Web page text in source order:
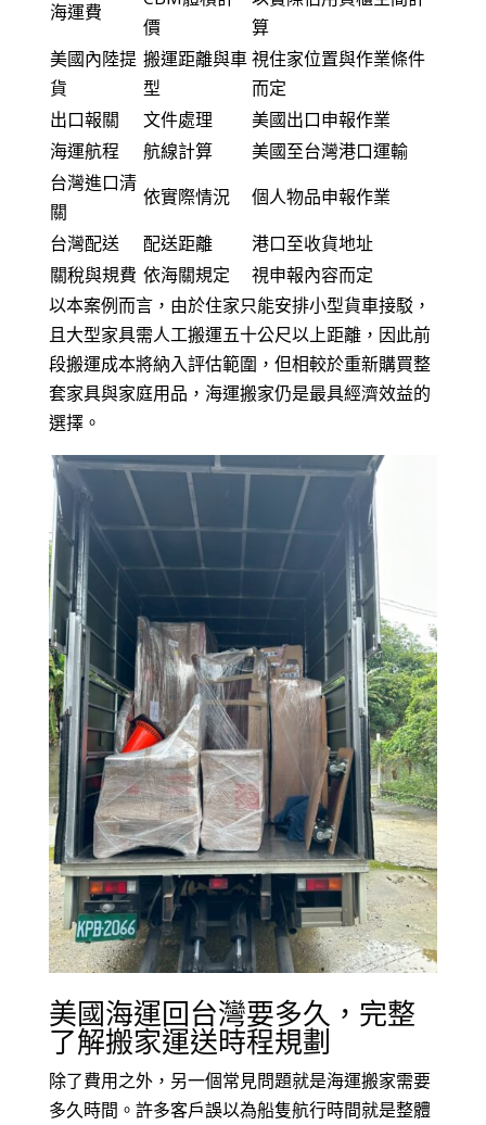
海運費
價
算
美國內陸提
貨
搬運距離與車
型
視住家位置與作業條件
而定
出口報關
文件處理
美國出口申報作業
海運航程
航線計算
美國至台灣港口運輸
台灣進口清
關
依實際情況
個人物品申報作業
台灣配送
配送距離
港口至收貨地址
關稅與規費 依海關規定
視申報內容而定
以本案例而言，由於住家只能安排小型貨車接駁，
且大型家具需人工搬運五十公尺以上距離，因此前
段搬運成本將納入評估範圍，但相較於重新購買整
套家具與家庭用品，海運搬家仍是最具經濟效益的
選擇。
美國海運回台灣要多久，完整
了解搬家運送時程規劃
除了費用之外，另一個常見問題就是海運搬家需要
多久時間。許多客戶誤以為船隻航行時間就是整體